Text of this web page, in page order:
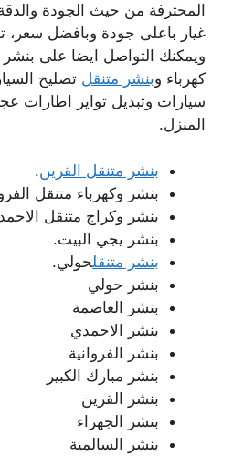
المحترفة من حيث الجودة
غيار باعلى جودة وبافضل سعر،
ويمكنك التواصل ايضا على
كهرباء وبنشر متنقل تصليح
سيارات وتبديل تواير اطارات
المنزل.
بنشر متنقل القرين.
بنشر وكهرباء متنقل
بنشر وكراج متنقل
بنشر يجي البيت.
بنشر متنقلحولي.
بنشر حولي
بنشر العاصمة
بنشر الاحمدي
بنشر الفروانية
بنشر مبارك الكبير
بنشر القرين
بنشر الجهراء
بنشر السالمية